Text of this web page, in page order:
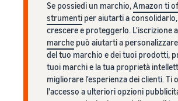
Se possiedi un marchio,Amazon ti
strumenti per aiutarti a
crescere e proteggerlo. L'iscrizione
marche può aiutarti a
del tuo marchio e dei tuoi prodotti,
tuoi marchi e la tua proprietà
migliorare l'esperienza dei clienti. Ti
l'accesso a ulteriori opzioni